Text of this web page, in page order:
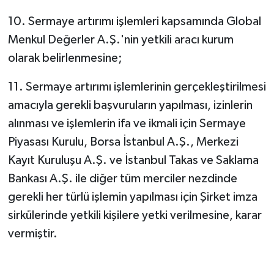
10. Sermaye artırımı işlemleri kapsamında Global
Menkul Değerler A.Ş.'nin yetkili aracı kurum
olarak belirlenmesine;
11. Sermaye artırımı işlemlerinin gerçekleştirilmesi
amacıyla gerekli başvuruların yapılması, izinlerin
alınması ve işlemlerin ifa ve ikmali için Sermaye
Piyasası Kurulu, Borsa İstanbul A.Ş., Merkezi
Kayıt Kuruluşu A.Ş. ve İstanbul Takas ve Saklama
Bankası A.Ş. ile diğer tüm merciler nezdinde
gerekli her türlü işlemin yapılması için Şirket imza
sirkülerinde yetkili kişilere yetki verilmesine, karar
vermiştir.